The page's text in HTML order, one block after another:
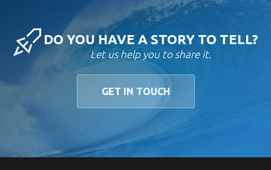
DO YOU HAVE A STORY TO TELL?
Let us help you to share it.
GET IN TOUCH